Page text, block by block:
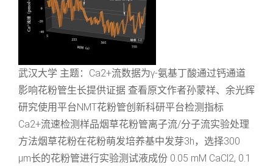
武汉大学 主题：Ca2+流数据为γ-氨基丁酸通过钙通道
影响花粉管生长提供证据 查看原文作者孙蒙祥、余光辉
研究使用平台NMT花粉管创新科研平台检测指标
Ca2+流速检测样品烟草花粉管离子流/分子流实验处理
方法烟草花粉在花粉萌发培养基中发芽3h，选择300
μm长的花粉管进行实验测试液成份 0.05 mM CaCl2, 0.1